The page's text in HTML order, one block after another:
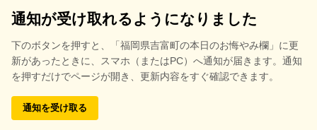
通知が受け取れるようになりました
下のボタンを押すと、
「福岡県吉富町の本日のお悔やみ欄」に更
新があったときに、スマホ（またはPC）へ通知が届きます。通知
を押すだけでページが開き、更新内容をすぐ確認できます。
通知を受け取る